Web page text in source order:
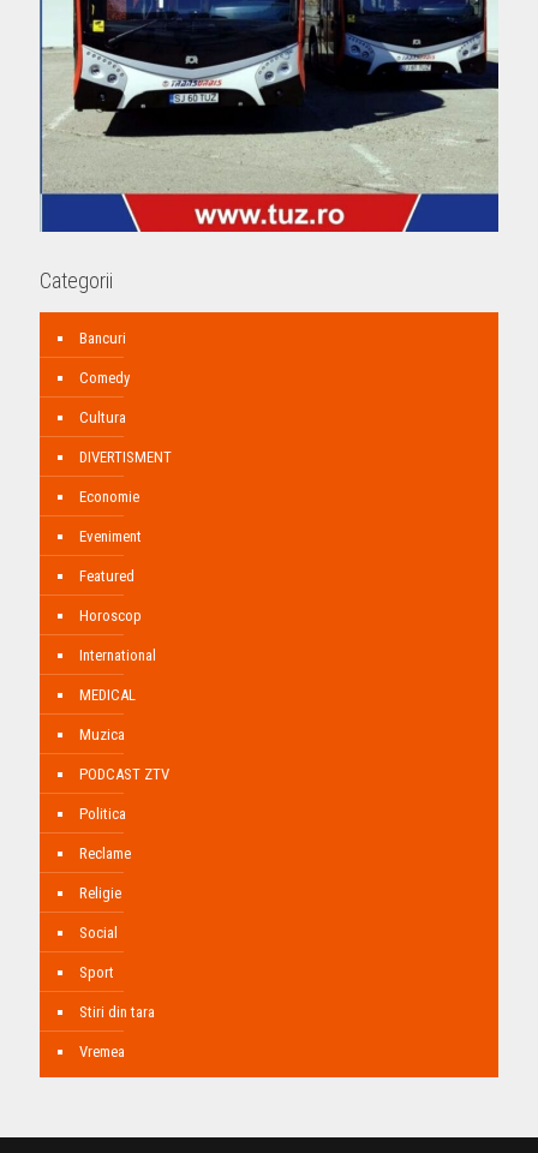
Categorii
Bancuri
Comedy
Cultura
DIVERTISMENT
Economie
Eveniment
Featured
Horoscop
International
MEDICAL
Muzica
PODCAST ZTV
Politica
Reclame
Religie
Social
Sport
Stiri din tara
Vremea